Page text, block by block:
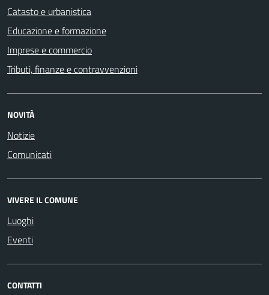
Catasto e urbanistica
Educazione e formazione
Imprese e commercio
Tributi, finanze e contravvenzioni
NOVITÀ
Notizie
Comunicati
VIVERE IL COMUNE
Luoghi
Eventi
CONTATTI